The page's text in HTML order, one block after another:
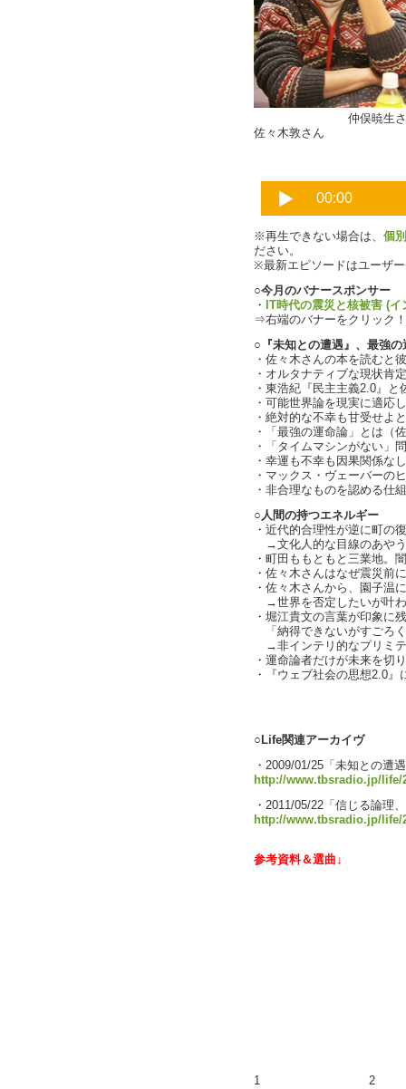
仲俣
佐々木敦さん
※再生できない場合は、 個
ださい。
※最新エピソードはユーザ
○今月のバナースポンサー
・
IT時代の震災と核被害 (イ
⇒右端のバナーをクリック！
○『未知との遭遇』、最強の
・佐々木さんの本を読むと
・オルタナティブな現状肯
・東浩紀『民主主義2.0』
・可能世界論を現実に適応
・絶対的な不幸も甘受せよ
・「最強の運命論」とは（
・「タイムマシンがない」
・幸運も不幸も因果関係な
・マックス・ヴェーバーの
・非合理なものを認める仕
○人間の持つエネルギー
・近代的合理性が逆に町の
→文化人的な目線のあや
・町田ももともと三業地。
・佐々木さんはなぜ震災前
・佐々木さんから、園子温
→世界を否定したいが叶
・堀江貴文の言葉が印象に
「納得できないがすごろ
→非インテリ的なプリミ
・運命論者だけが未来を切
・『ウェブ社会の思想2.0』
○Life関連アーカイヴ
・2009/01/25「未知との遭
http://www.tbsradio.jp/life/
・2011/05/22「信じる論理
http://www.tbsradio.jp/life/
参考資料＆選曲↓
1 2